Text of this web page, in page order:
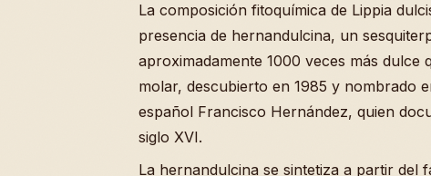
La composición fitoquímica de Lippia
presencia de hernandulcina, un
aproximadamente 1000 veces más dulce
molar, descubierto en 1985 y nombrado
español Francisco Hernández, quien
siglo XVI.
La hernandulcina se sintetiza a partir del